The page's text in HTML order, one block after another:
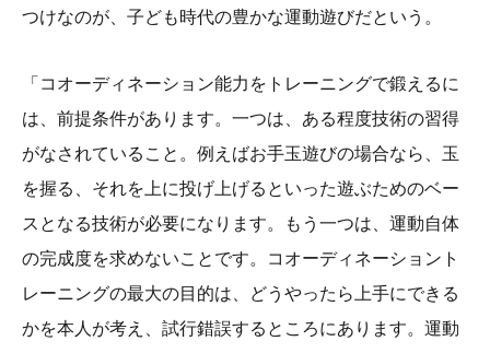
つけなのが、子ども時代の豊かな運動遊びだという。
「コオーディネーション能力をトレーニングで鍛えるに
は、前提条件があります。一つは、ある程度技術の習得
がなされていること。例えばお手玉遊びの場合なら、玉
を握る、それを上に投げ上げるといった遊ぶためのベー
スとなる技術が必要になります。もう一つは、運動自体
の完成度を求めないことです。コオーディネーショント
レーニングの最大の目的は、どうやったら上手にできる
かを本人が考え、試行錯誤するところにあります。運動